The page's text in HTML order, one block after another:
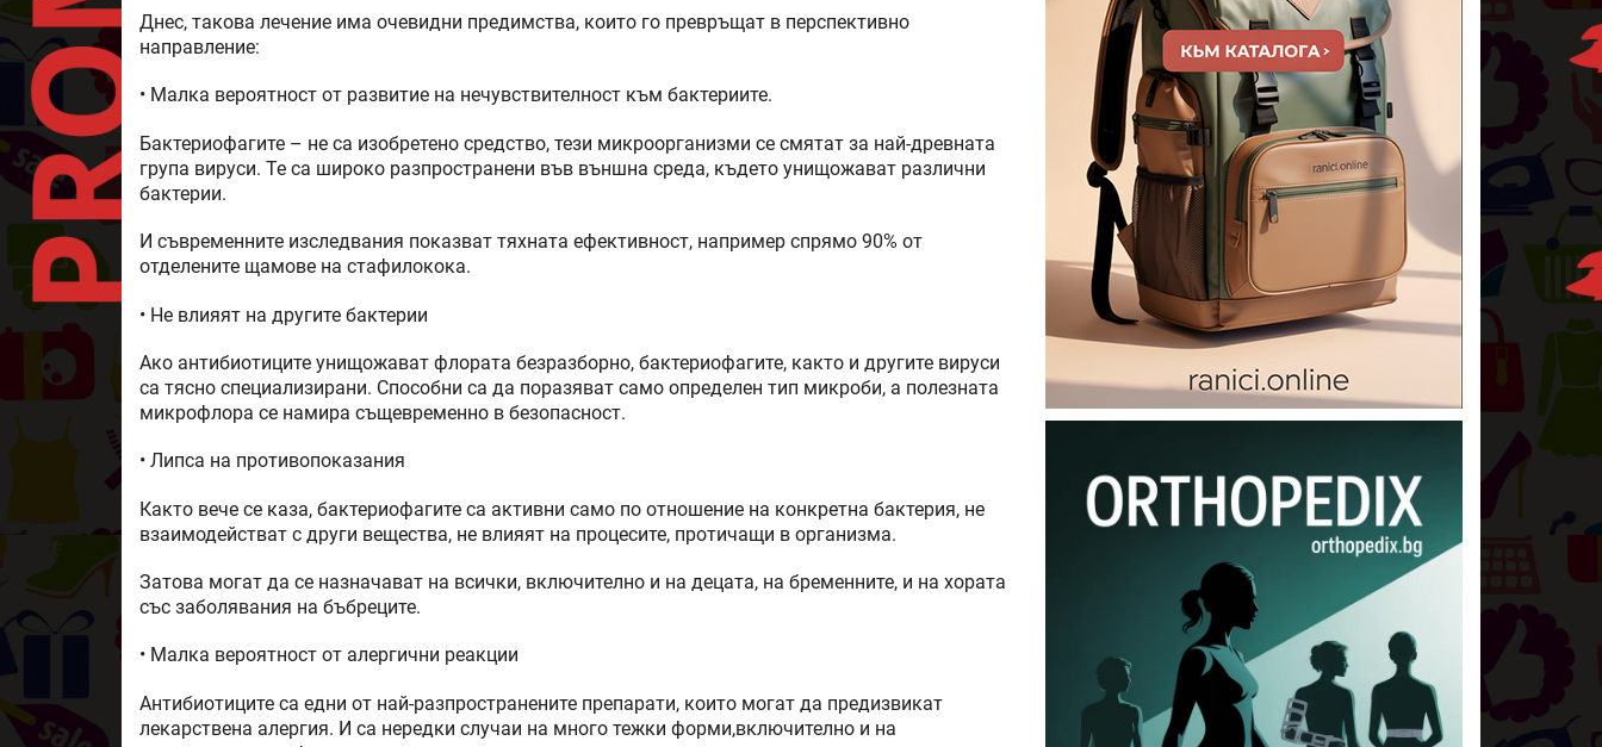
Днес, такова лечение има очевидни предимства, които го превръщат в перспективно
направление:
• Малка вероятност от развитие на нечувствителност към бактериите.
Бактериофагите – не са изобретено средство, тези микроорганизми се смятат за най-древната
група вируси. Те са широко разпространени във външна среда, където унищожават различни
бактерии.
И съвременните изследвания показват тяхната ефективност, например спрямо 90% от
отделените щамове на стафилокока.
• Не влияят на другите бактерии
Ако антибиотиците унищожават флората безразборно, бактериофагите, както и другите вируси
са тясно специализирани. Способни са да поразяват само определен тип микроби, а полезната
микрофлора се намира същевременно в безопасност.
• Липса на противопоказания
Както вече се каза, бактериофагите са активни само по отношение на конкретна бактерия, не
взаимодействат с други вещества, не влияят на процесите, протичащи в организма.
Затова могат да се назначават на всички, включително и на децата, на бременните, и на хората
със заболявания на бъбреците.
• Малка вероятност от алергични реакции
Антибиотиците са едни от най-разпространените препарати, които могат да предизвикат
лекарствена алергия. И са нередки случаи на много тежки форми,включително и на